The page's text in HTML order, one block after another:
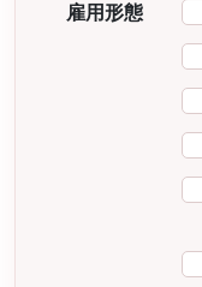
雇用形態